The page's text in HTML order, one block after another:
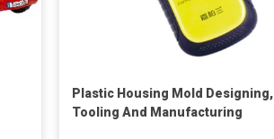
Plastic Housing Mold Designing,
Tooling And Manufacturing